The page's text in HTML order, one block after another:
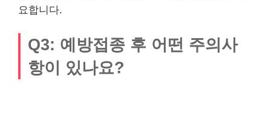
요합니다.
Q3: 예방접종 후 어떤 주의사
항이 있나요?